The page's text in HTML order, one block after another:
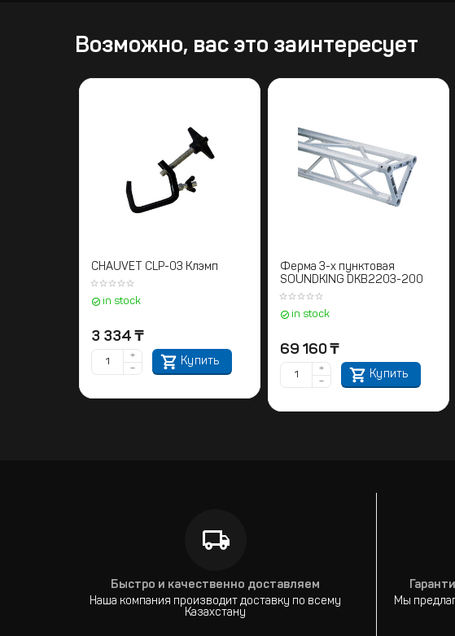
Возможно, вас это заинтересует
CHAUVET CLP-03 Клэмп
in stock
3 334 ₸
Купить
+
−
Ферма 3-х пунктовая
SOUNDKING DKB2203-200
in stock
69 160 ₸
Купить
+
−
Быстро и качественно доставляем
Наша компания производит доставку по всему
Казахстану
Мы